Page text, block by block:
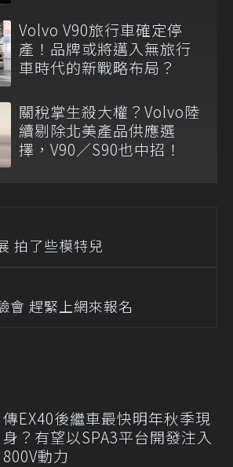
Volvo V90旅行車確定停
產！品牌或將邁入無旅行
車時代的新戰略布局？
關稅掌生殺大權？Volvo陸
續剔除北美產品供應選
擇，V90／S90也中招！
拍了些模特兒
會 趕緊上網來報名
傳EX40後繼車最快明年秋季現
身？有望以SPA3平台開發注入
800V動力